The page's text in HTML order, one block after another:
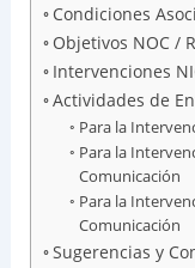
Condiciones
Objetivos NOC /
Intervenciones
Actividades de
Para la
Para la
Comunicación
Para la
Comunicación
Sugerencias y